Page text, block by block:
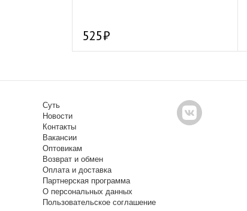
525
Суть
Новости
Контакты
Вакансии
Оптовикам
Возврат и обмен
Оплата и доставка
Партнерская программа
О персональных данных
Пользовательское соглашение